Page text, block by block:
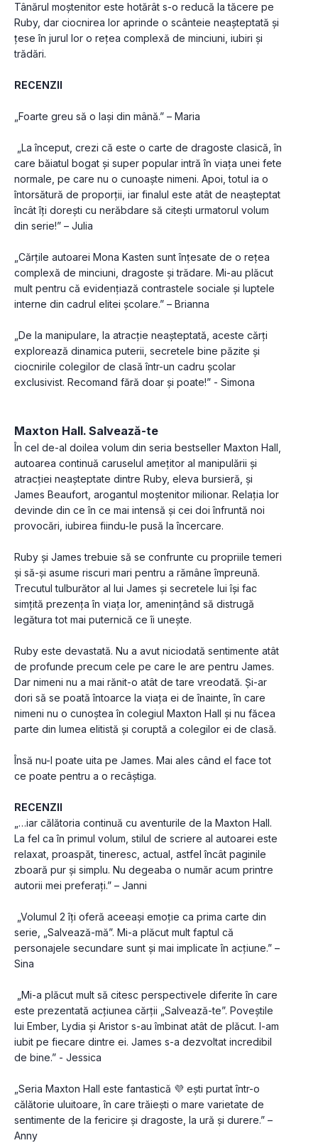
Tânărul moștenitor este hotărât s-o reducă la tăcere pe
Ruby, dar ciocnirea lor aprinde o scânteie neașteptată și
țese în jurul lor o rețea complexă de minciuni, iubiri și
trădări.
RECENZII
„Foarte greu să o lași din mână.” – Maria
„La început, crezi că este o carte de dragoste clasică, în
care băiatul bogat și super popular intră în viața unei fete
normale, pe care nu o cunoaște nimeni. Apoi, totul ia o
întorsătură de proporții, iar finalul este atât de neașteptat
încât îți dorești cu nerăbdare să citești urmatorul volum
din serie!” – Julia
„Cărțile autoarei Mona Kasten sunt înțesate de o rețea
complexă de minciuni, dragoste și trădare. Mi-au plăcut
mult pentru că evidențiază contrastele sociale și luptele
interne din cadrul elitei școlare.” – Brianna
„De la manipulare, la atracție neașteptată, aceste cărți
explorează dinamica puterii, secretele bine păzite și
ciocnirile colegilor de clasă într-un cadru școlar
exclusivist. Recomand fără doar și poate!” - Simona
Maxton Hall. Salvează-te
În cel de-al doilea volum din seria bestseller Maxton Hall,
autoarea continuă caruselul amețitor al manipulării și
atracției neașteptate dintre Ruby, eleva bursieră, și
James Beaufort, arogantul moștenitor milionar. Relația lor
devinde din ce în ce mai intensă și cei doi înfruntă noi
provocări, iubirea fiindu-le pusă la încercare.
Ruby și James trebuie să se confrunte cu propriile temeri
și să-și asume riscuri mari pentru a rămâne împreună.
Trecutul tulburător al lui James și secretele lui își fac
simțită prezența în viața lor, amenințând să distrugă
legătura tot mai puternică ce îi unește.
Ruby este devastată. Nu a avut niciodată sentimente atât
de profunde precum cele pe care le are pentru James.
Dar nimeni nu a mai rănit-o atât de tare vreodată. Și-ar
dori să se poată întoarce la viața ei de înainte, în care
nimeni nu o cunoștea în colegiul Maxton Hall și nu făcea
parte din lumea elitistă și coruptă a colegilor ei de clasă.
Însă nu-l poate uita pe James. Mai ales când el face tot
ce poate pentru a o recâștiga.
RECENZII
„…iar călătoria continuă cu aventurile de la Maxton Hall.
La fel ca în primul volum, stilul de scriere al autoarei este
relaxat, proaspăt, tineresc, actual, astfel încât paginile
zboară pur și simplu. Nu degeaba o număr acum printre
autorii mei preferați.” – Janni
„Volumul 2 îți oferă aceeași emoție ca prima carte din
serie, „Salvează-mă”. Mi-a plăcut mult faptul că
personajele secundare sunt și mai implicate în acțiune.” –
Sina
„Mi-a plăcut mult să citesc perspectivele diferite în care
este prezentată acțiunea cărții „Salvează-te”. Poveștile
lui Ember, Lydia și Aristor s-au îmbinat atât de plăcut. I-am
iubit pe fiecare dintre ei. James s-a dezvoltat incredibil
de bine.” - Jessica
„Seria Maxton Hall este fantastică 💜 ești purtat într-o
călătorie uluitoare, în care trăiești o mare varietate de
sentimente de la fericire și dragoste, la ură și durere.” –
Anny